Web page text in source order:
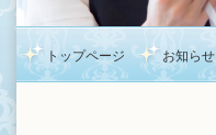
トップページ お知らせ